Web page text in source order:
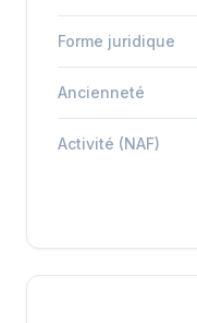
Forme juridique
Ancienneté
Activité (NAF)